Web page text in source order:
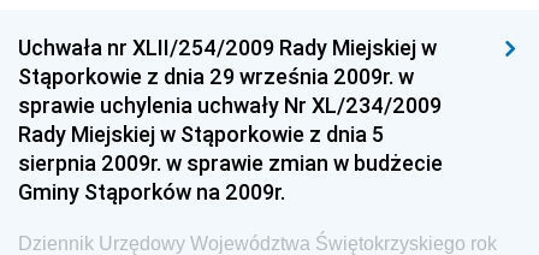
Dziennik Urzędowy Ministra Rozwoju
Dziennik Urzędowy Ministra Infrastruktury i
Budownictwa
Dziennik Urzędowy Ministra Gospodarki Morskiej i
Żeglugi Śródlądowej
Dziennik Urzędowy Ministra Energii
Uchwała nr XLII/254/2009 Rady Miejskiej w
Stąporkowie z dnia 29 września 2009r. w
sprawie uchylenia uchwały Nr XL/234/2009
Rady Miejskiej w Stąporkowie z dnia 5
sierpnia 2009r. w sprawie zmian w budżecie
Gminy Stąporków na 2009r.
Dziennik Urzędowy Województwa Świętokrzyskiego rok